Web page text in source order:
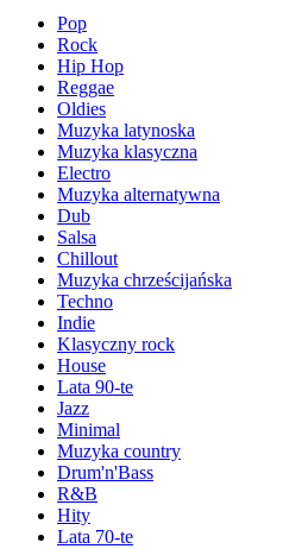
Pop
Rock
Hip Hop
Reggae
Oldies
Muzyka latynoska
Muzyka klasyczna
Electro
Muzyka alternatywna
Dub
Salsa
Chillout
Muzyka chrześcijańska
Techno
Indie
Klasyczny rock
House
Lata 90-te
Jazz
Minimal
Muzyka country
Drum'n'Bass
R&B
Hity
Lata 70-te